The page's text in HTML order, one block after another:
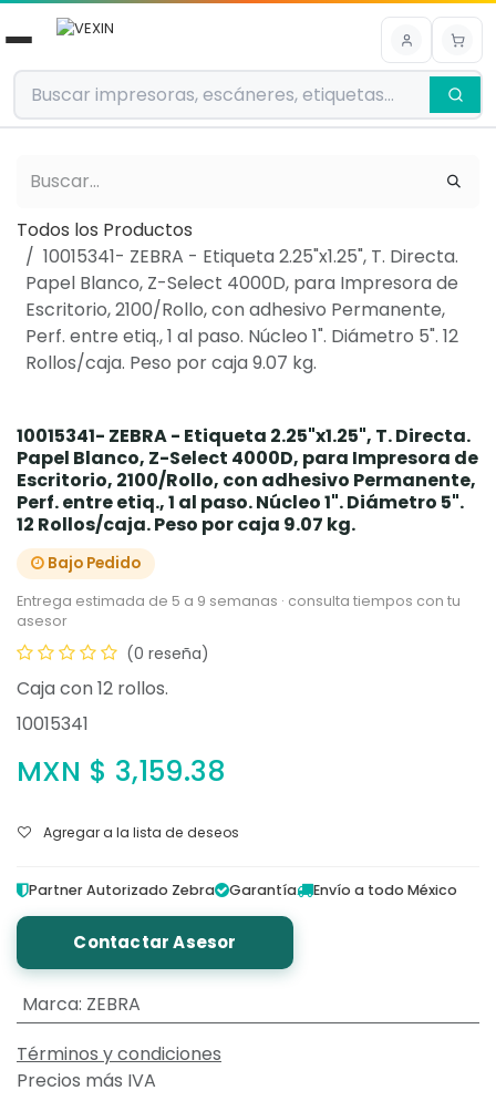
Ir al contenido
Todos los Productos
10015341- ZEBRA - Etiqueta 2.25"x1.25", T. Directa.
Papel Blanco, Z-Select 4000D, para Impresora de
Escritorio, 2100/Rollo, con adhesivo Permanente,
Perf. entre etiq., 1 al paso. Núcleo 1". Diámetro 5". 12
Rollos/caja. Peso por caja 9.07 kg.
10015341- ZEBRA - Etiqueta 2.25"x1.25", T. Directa.
Papel Blanco, Z-Select 4000D, para Impresora de
Escritorio, 2100/Rollo, con adhesivo Permanente,
Perf. entre etiq., 1 al paso. Núcleo 1". Diámetro 5".
12 Rollos/caja. Peso por caja 9.07 kg.
Bajo Pedido
Entrega estimada de 5 a 9 semanas · consulta tiempos con tu
asesor
(0 reseña)
Caja con 12 rollos.
10015341
MXN $ 3,159.38
Agregar a la lista de deseos
Partner Autorizado Zebra Garantía Envío a todo México
Contactar Asesor
Marca: ZEBRA
Términos y condiciones
Precios más IVA